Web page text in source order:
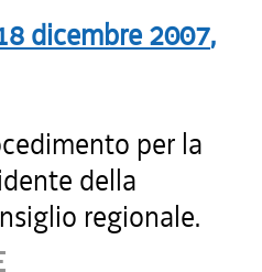
dicembre 2007,
per la
della
regionale.